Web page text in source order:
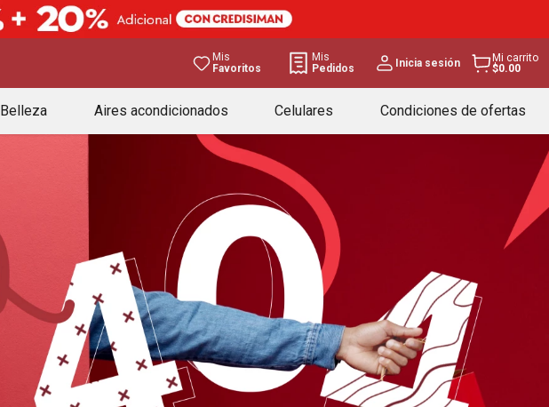
Mis
Favoritos
Mis
Pedidos
Inicia sesión
Mi carrito
$0.00
Belleza Aires acondicionados Celulares Condiciones de ofertas